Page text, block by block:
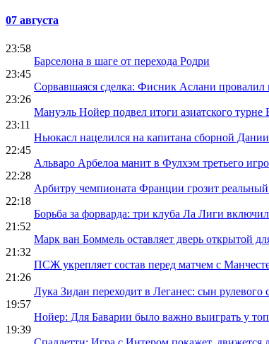
07 августа
23:58
Барселона в шаге от перехода Родри
23:45
Сорвавшаяся сделка: Фисник Аслани
23:26
Мануэль Нойер подвел итоги азиатского турне
23:11
Ньюкасл нацелился на капитана сборной Дании
22:45
Альваро Арбелоа манит в Фулхэм третьего
22:28
Арбитру чемпионата Франции грозит
22:18
Борьба за форварда: три клуба Ла Лиги
21:52
Марк ван Боммель оставляет дверь открытой
21:32
ПСЖ укрепляет состав перед матчем с
21:26
Лука Зидан переходит в Леганес: сын
19:57
Нойер: Для Баварии было важно выиграть у
19:39